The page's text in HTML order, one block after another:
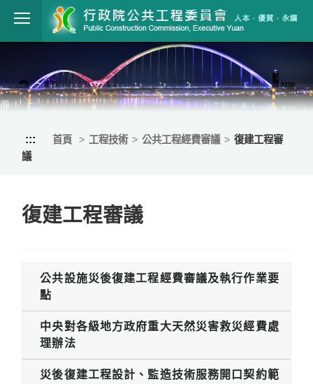
跳到主要內容
行政院公共工
::: 首頁 工程技術 公共工程經費審議
復建工程審
議
復建工程審議
公共設施災後復建工程經費審議及執行作業要
點
中央對各級地方政府重大天然災害救災經費處
理辦法
災後復建工程設計、監造技術服務開口契約範